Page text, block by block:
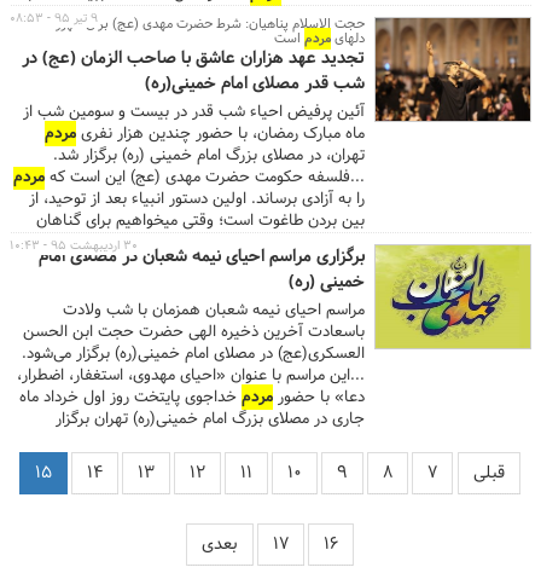
کند.
این ۹۵۰ نفر چه می‌کنید و آیا پول‌هایی که آنها خورده‌اند
به بیت‌المال برگردانده می‌شود و آیا خائنین به طور کامل
کنار زده می‌شوند یا خیر؟ وی با بیان اینکه انسان خائن
لیاقت ندارد در حکومت اسلامی مسئول باشد، گفت: قرآن
برای استفاده از بیت‌المال معیار دارد و می‌گوید بسنج و به
اندازه‌ای که برایمردمکار می‌کنی از بیت‌المال بردار.
...آیت الله موحدی کرمانی تاکید کرد: مسئولین باید
روشن کنند که چقدر دزدیده شده و چقدر بازگردانده
می‌شود چراکهمردماز این اوضاع ناراحتند و حق هم
دارند. همه ما ناراحتیم. عجیب این است که گاهی گفته
می‌شود همه مدیران اینجور نیستند، واقعاً خنده‌آور است.
...
حجت الاسلام پناهیان: شرط حضرت مهدی (عج) برای ظهور، اتحاد
دلهایمردم است
تجدید عهد هزاران عاشق با صاحب الزمان (عج) در
شب قدر مصلای امام خمینی(ره)
آئین پرفیض احیاء شب قدر در بیست و سومین شب از
ماه مبارک رمضان، با حضور چندین هزار نفریمردم
تهران، در مصلای بزرگ امام خمینی (ره) برگزار شد.
...فلسفه حکومت حضرت مهدی (عج) این است کهمردم
را به آزادی برساند. اولین دستور انبیاء بعد از توحید، از
بین بردن طاغوت است؛ وقتی میخواهیم برای گناهان
خود ریشه ای طلب مغفرت کنیم، از خدا بخواهیم که
مولایمان را به ما برساند. پیامبران آمده اند که بار را از
دوشمردمبردارند و زنجیرها را از دست و پای آنها باز
کرده تا از قوانین غلط آزاد شوند. کسانی که از پیامبر و
جانشینان پیامبران الهی حمایت و تبعیت کنند، از
رستگاران هستند. ...
۹ تیر ۹۵ - ۰۸:۵۳
برگزاری مراسم احیای نیمه شعبان در مصلای امام
خمینی (ره)
مراسم احیای نیمه شعبان همزمان با شب ولادت
باسعادت آخرین ذخیره الهی حضرت حجت ابن الحسن
العسکری(عج) در مصلای امام خمینی(ره) برگزار می‌شود.
...این مراسم با عنوان «احیای مهدوی، استغفار، اضطرار،
دعا» با حضورمردمخداجوی پایتخت روز اول خرداد ماه
جاری در مصلای بزرگ امام خمینی(ره) تهران برگزار
۳۰ اردیبهشت ۹۵ - ۱۰:۴۳
قبلی ۷ ۸ ۹ ۱۰ ۱۱ ۱۲ ۱۳ ۱۴ ۱۵
۱۶ ۱۷ بعدی